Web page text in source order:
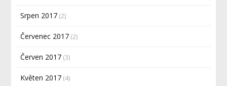
Srpen 2017 (2)
Červenec 2017 (2)
Červen 2017 (3)
Květen 2017 (4)